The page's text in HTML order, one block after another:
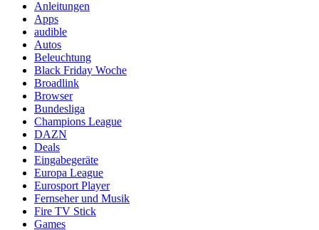
Anleitungen
Apps
audible
Autos
Beleuchtung
Black Friday Woche
Broadlink
Browser
Bundesliga
Champions League
DAZN
Deals
Eingabegeräte
Europa League
Eurosport Player
Fernseher und Musik
Fire TV Stick
Games